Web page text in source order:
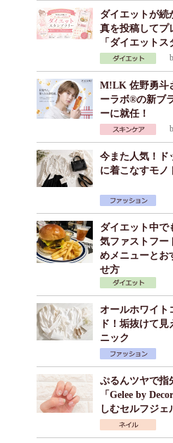
ダイエットが続
真を投稿してプ
「ダイエットス
M!LK 佐野勇斗
ーラボ®の新ブ
ーに就任！
今また人気！ド
に着こなすモノ
ダイエット中で
気ファストフー
めメニューとお
せ方
オールホワイト
ド！垢抜けて
ニック
ぷるんツヤで指
「Gelee by
しむセルフジェ